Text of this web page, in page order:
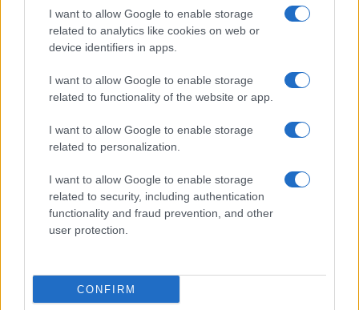
I want to allow Google to enable storage
related to analytics like cookies on web or
device identifiers in apps.
I want to allow Google to enable storage
related to functionality of the website or app.
I want to allow Google to enable storage
related to personalization.
I want to allow Google to enable storage
related to security, including authentication
functionality and fraud prevention, and other
user protection.
CONFIRM
Teliholdas Éjszakai Erdőfürdő
A teliholdas erdőfürdő különleges lehetőség arra, hogy
látásunk háttérbe húzódik, és a többi érzékszervünk egyre
éberebbé válik. Felerősödnek a hangok, az illatok, a tapintás
zínekben élt élet - Claire Vasarely életmű-kiállítása a
Múzeum Galériában
Claire Vasarely, a magyar származású francia alkotóművész
életműve most először mutatkozik be önállóan
múzeum gondjaira bízott.